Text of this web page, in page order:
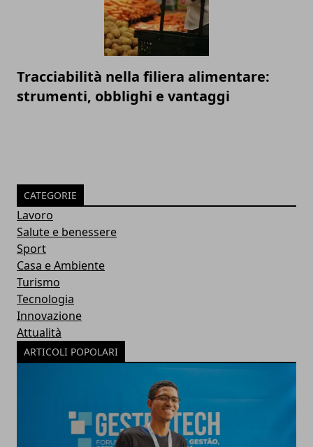
Tracciabilità nella filiera alimentare:
strumenti, obblighi e vantaggi
CATEGORIE
Lavoro
Salute e benessere
Sport
Casa e Ambiente
Turismo
Tecnologia
Innovazione
Attualità
ARTICOLI POPOLARI